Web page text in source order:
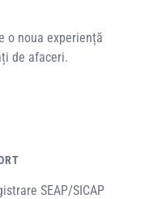
o noua experiență
de afaceri.
SEAP/SICAP